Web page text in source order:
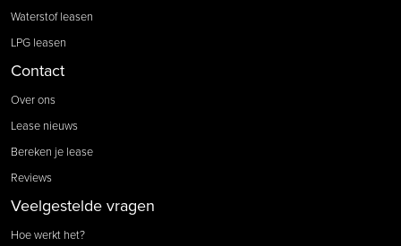
Waterstof leasen
LPG leasen
Contact
Over ons
Lease nieuws
Bereken je lease
Reviews
Veelgestelde vragen
Hoe werkt het?